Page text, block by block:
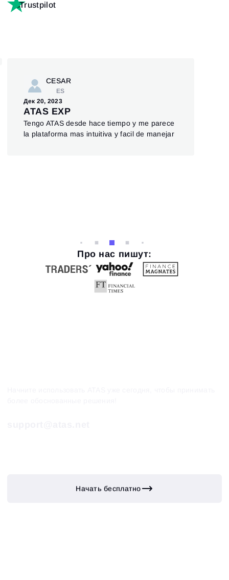
Trustpilot
CESAR
ES
Дек 20, 2023
ATAS EXP
Tengo ATAS desde hace tiempo y me parece
la plataforma mas intuitiva y facil de manejar
Про нас пишут:
Начать бесплатно